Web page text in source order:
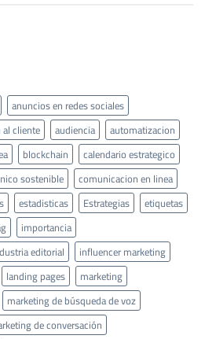
anuncios en redes sociales
cliente audiencia
automatizacion
blockchain
calendario estrategico
sostenible
comunicacion en linea
estadisticas Estrategias
etiquetas
importancia
editorial
influencer marketing
landing pages
marketing
marketing de búsqueda de voz
de conversación